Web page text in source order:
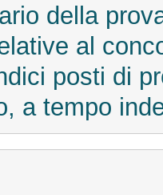
della
al
posti di
a tempo